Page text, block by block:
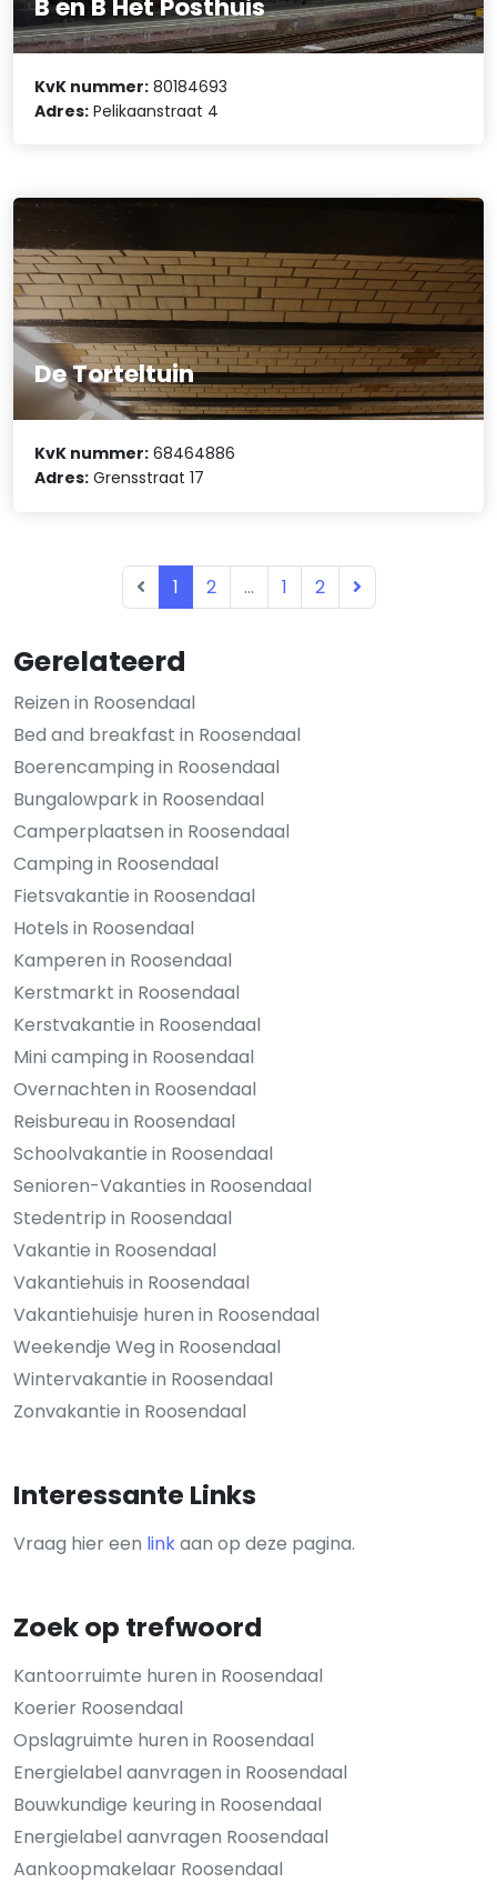
Gerelateerd
Reizen in Roosendaal
Bed and breakfast in Roosendaal
Boerencamping in Roosendaal
Bungalowpark in Roosendaal
Camperplaatsen in Roosendaal
Camping in Roosendaal
Fietsvakantie in Roosendaal
Hotels in Roosendaal
Kamperen in Roosendaal
Kerstmarkt in Roosendaal
Kerstvakantie in Roosendaal
Mini camping in Roosendaal
Overnachten in Roosendaal
Reisbureau in Roosendaal
Schoolvakantie in Roosendaal
Senioren-Vakanties in Roosendaal
Stedentrip in Roosendaal
Vakantie in Roosendaal
Vakantiehuis in Roosendaal
Vakantiehuisje huren in Roosendaal
Weekendje Weg in Roosendaal
Wintervakantie in Roosendaal
Zonvakantie in Roosendaal
Interessante Links
Vraag hier een linkaan op deze pagina.
Zoek op trefwoord
Kantoorruimte huren in Roosendaal
Koerier Roosendaal
Opslagruimte huren in Roosendaal
Energielabel aanvragen in Roosendaal
Bouwkundige keuring in Roosendaal
Energielabel aanvragen Roosendaal
Aankoopmakelaar Roosendaal
KvK nummer: 80184693
Adres: Pelikaanstraat 4
De Torteltuin
KvK nummer: 68464886
Adres: Grensstraat 17
1 2 ... 1 2